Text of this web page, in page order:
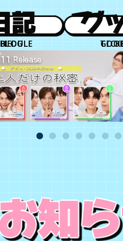
程 チケ
記
BLOG
グ
知